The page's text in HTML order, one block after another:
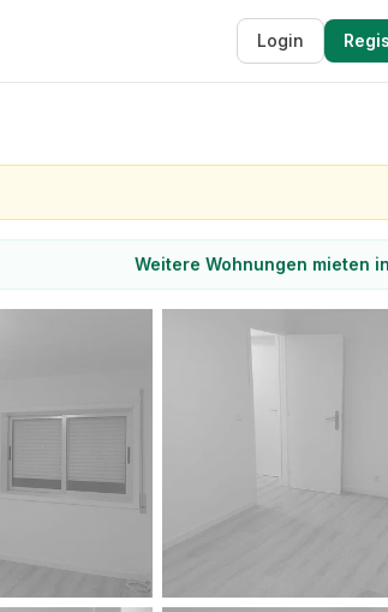
Login
Weitere Wohnungen mieten